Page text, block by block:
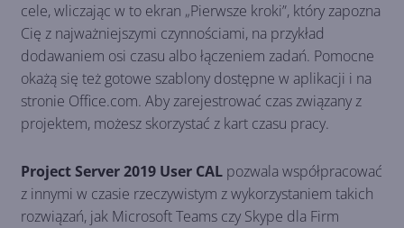
cele, wliczając w to ekran „Pierwsze kroki”, który zapozna
Cię z najważniejszymi czynnościami, na przykład
dodawaniem osi czasu albo łączeniem zadań. Pomocne
okażą się też gotowe szablony dostępne w aplikacji i na
stronie Office.com. Aby zarejestrować czas związany z
projektem, możesz skorzystać z kart czasu pracy.
Project Server 2019 User CAL pozwala współpracować
z innymi w czasie rzeczywistym z wykorzystaniem takich
rozwiązań, jak Microsoft Teams czy Skype dla Firm